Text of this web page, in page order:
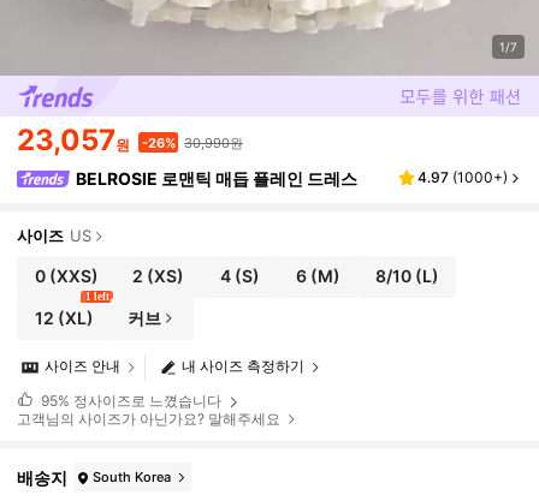
1/7
23,057원 -26% 30,990원
BELROSIE 로맨틱 매듭 플레인 드레스 4.97 (1000+)
사이즈 US
0(XXS) 2 (XS) 4 (S) 6 (M) 8/10 (L)
12 (XL)
1 left
커브
내 사이즈 측정하기
사이즈 안내
95% 정사이즈로 느꼈습니다
고객님의 사이즈가 아닌가요? 말해주세요
배송지 South Korea